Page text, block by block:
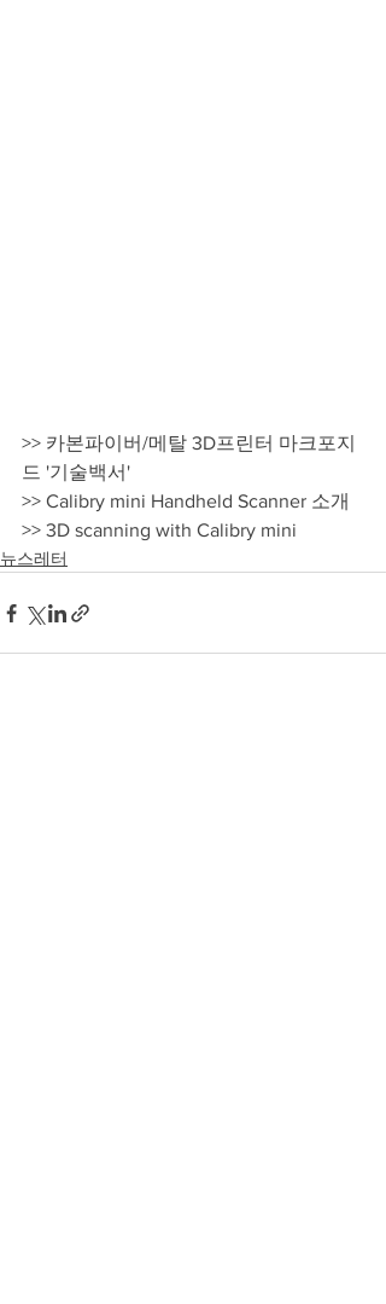
>> 카본파이버/메탈 3D프린터 마크포지
드 '기술백서'
>> Calibry mini Handheld Scanner 소개
>> 3D scanning with Calibry mini
뉴스레터